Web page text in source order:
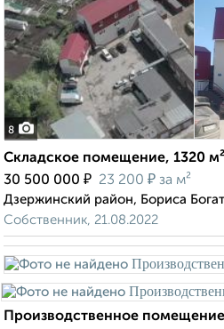
8
Складское помещение, 1320 м²
30 500 000 ₽ 23 200 ₽ за м²
Дзержинский район, Бориса
Собственник, 21.08.2022
Производственное